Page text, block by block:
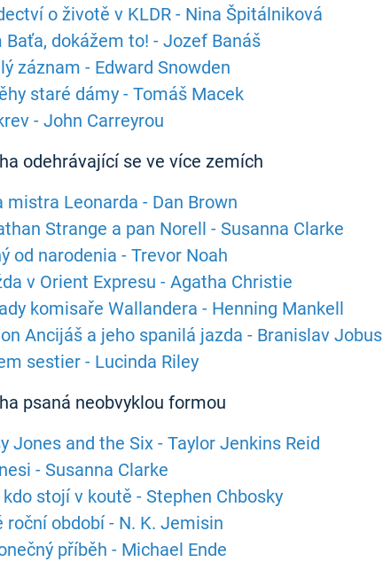
o životě v KLDR - Nina Špitálniková
Baťa, dokážem to! - Jozef Banáš
záznam - Edward Snowden
staré dámy - Tomáš Macek
- John Carreyrou
odehrávající se ve více zemích
mistra Leonarda - Dan Brown
Strange a pan Norell - Susanna Clarke
od narodenia - Trevor Noah
v Orient Expresu - Agatha Christie
komisaře Wallandera - Henning Mankell
Ancijáš a jeho spanilá jazda - Branislav Jobus
sestier - Lucinda Riley
psaná neobvyklou formou
Jones and the Six - Taylor Jenkins Reid
- Susanna Clarke
kdo stojí v koutě - Stephen Chbosky
roční období - N. K. Jemisin
příběh - Michael Ende